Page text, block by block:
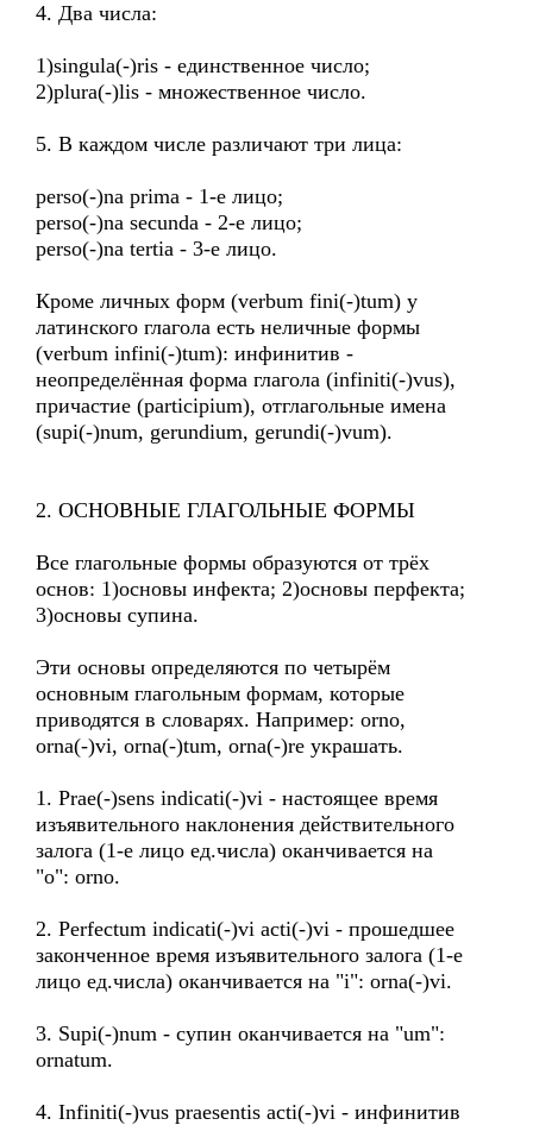
4. Два числа:
1)singula(-)ris - единственное число;
2)plura(-)lis - множественное число.
5. В каждом числе различают три лица:
perso(-)na prima - 1-е лицо;
perso(-)na secunda - 2-е лицо;
perso(-)na tertia - 3-е лицо.
Кроме личных форм (verbum fini(-)tum) у
латинского глагола есть неличные формы
(verbum infini(-)tum): инфинитив -
неопределённая форма глагола (infiniti(-)vus),
причастие (participium), отглагольные имена
(supi(-)num, gerundium, gerundi(-)vum).
2. ОСНОВНЫЕ ГЛАГОЛЬНЫЕ ФОРМЫ
Все глагольные формы образуются от трёх
основ: 1)основы инфекта; 2)основы перфекта;
3)основы супина.
Эти основы определяются по четырём
основным глагольным формам, которые
приводятся в словарях. Например: orno,
orna(-)vi, orna(-)tum, orna(-)re украшать.
1. Prae(-)sens indicati(-)vi - настоящее время
изъявительного наклонения действительного
залога (1-е лицо ед.числа) оканчивается на
"о": orno.
2. Perfectum indicati(-)vi acti(-)vi - прошедшее
законченное время изъявительного залога (1-е
лицо ед.числа) оканчивается на "i": orna(-)vi.
3. Supi(-)num - супин оканчивается на "um":
ornatum.
4. Infiniti(-)vus praesentis acti(-)vi - инфинитив